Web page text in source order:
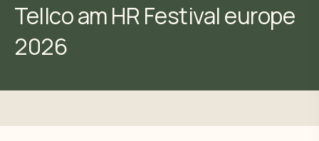
Tellco am HR Festival europe
2026